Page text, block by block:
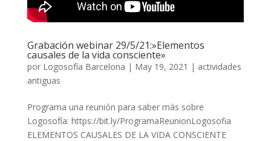
Grabación webinar 29/5/21:»Elementos
causales de la vida consciente»
por Logosofía Barcelona | May 19, 2021 | actividades
antiguas
Programa una reunión para saber más sobre
Logosofía: https://bit.ly/ProgramaReunionLogosofia
ELEMENTOS CAUSALES DE LA VIDA CONSCIENTE